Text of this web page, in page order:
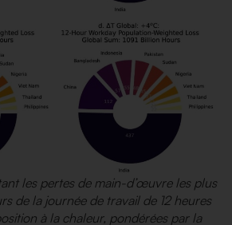
les pertes de main-d’œuvre les plus
de la journée de travail de 12 heures
à la chaleur, pondérées par la